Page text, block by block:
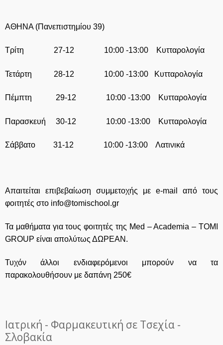
ΑΘΗΝΑ (Πανεπιστημίου 39)
Τρίτη 27-12 10:00 -13:00 Κυτταρολογία
Τετάρτη 28-12 10:00 -13:00 Κυτταρολογία
Πέμπτη 29-12 10:00 -13:00 Κυτταρολογία
Παρασκευή 30-12 10:00 -13:00 Κυτταρολογία
Σάββατο 31-12 10:00 -13:00 Λατινικά
Απαιτείται επιβεβαίωση συμμετοχής με e-mail από τους
φοιτητές στο info@tomischool.gr
Τα μαθήματα για τους φοιτητές της Μed – Academia – ΤΟΜΙ
GROUP είναι απολύτως ΔΩΡΕΑΝ.
Τυχόν άλλοι ενδιαφερόμενοι μπορούν να τα
παρακολουθήσουν με δαπάνη 250€
Ιατρική - Φαρμακευτική σε Τσεχία -
Σλοβακία